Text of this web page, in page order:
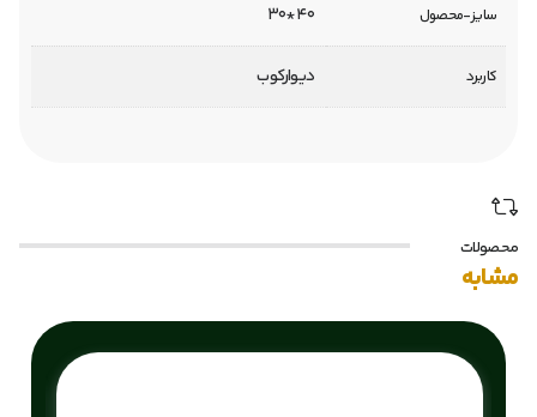
سایز-محصول 40*30
کاربرد دیوارکوب
محصولات
مشابه